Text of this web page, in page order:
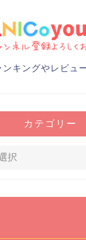
ンキングやレビュ
カテゴリー